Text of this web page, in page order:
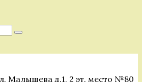
Поиск
Малышева д.1, 2 эт. место №80